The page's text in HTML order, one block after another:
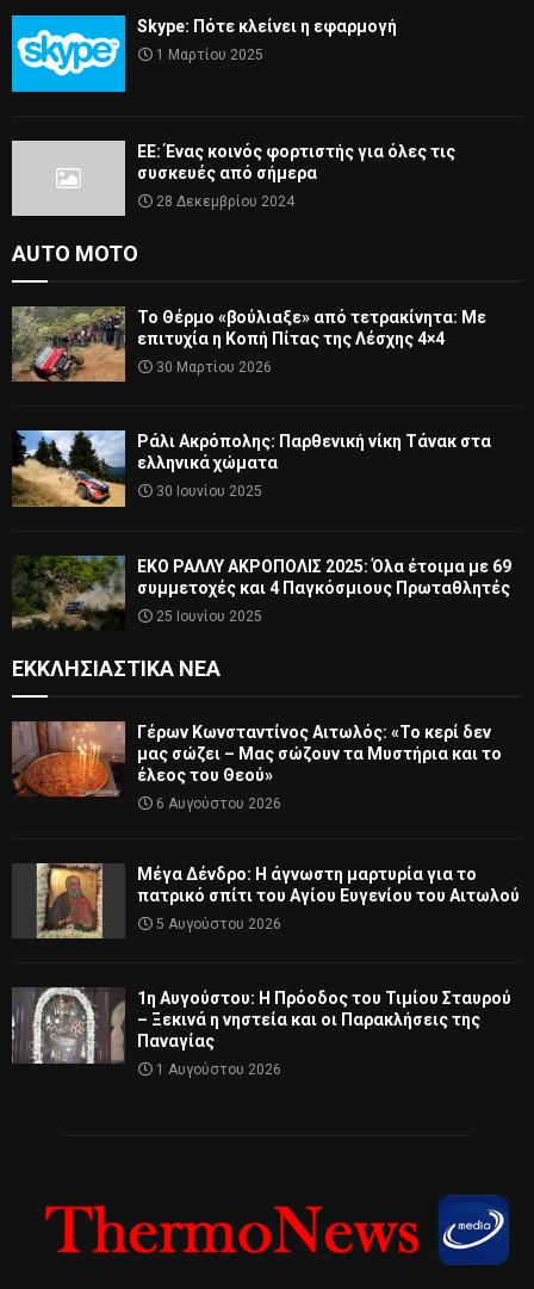
Skype: Πότε κλείνει η εφαρμογή
1 Μαρτίου 2025
ΕΕ: Ένας κοινός φορτιστής για όλες τις
συσκευές από σήμερα
28 Δεκεμβρίου 2024
AUTO MOTO
Το Θέρμο «βούλιαξε» από τετρακίνητα: Με
επιτυχία η Κοπή Πίτας της Λέσχης 4×4
30 Μαρτίου 2026
Ράλι Ακρόπολης: Παρθενική νίκη Τάνακ στα
ελληνικά χώματα
30 Ιουνίου 2025
ΕΚΟ ΡΑΛΛΥ ΑΚΡΟΠΟΛΙΣ 2025: Όλα έτοιμα με 69
συμμετοχές και 4 Παγκόσμιους Πρωταθλητές
25 Ιουνίου 2025
ΕΚΚΛΗΣΙΑΣΤΙΚΆ ΝΈΑ
Γέρων Κωνσταντίνος Αιτωλός: «Το κερί δεν
μας σώζει – Μας σώζουν τα Μυστήρια και το
έλεος του Θεού»
6 Αυγούστου 2026
Μέγα Δένδρο: Η άγνωστη μαρτυρία για το
πατρικό σπίτι του Αγίου Ευγενίου του Αιτωλού
5 Αυγούστου 2026
1η Αυγούστου: Η Πρόοδος του Τιμίου Σταυρού
– Ξεκινά η νηστεία και οι Παρακλήσεις της
Παναγίας
1 Αυγούστου 2026